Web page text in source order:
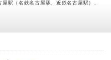
駅（名鉄名古屋駅、近鉄名古屋駅）、